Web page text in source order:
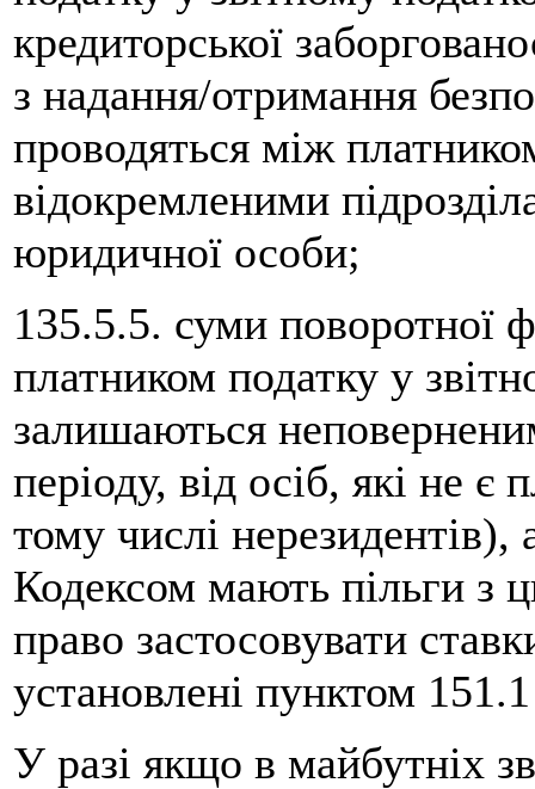
кредиторської
з надання/отримання
проводяться між
відокремленими
юридичної особи;
135.5.5. суми поворотної
платником податку у
залишаються
періоду, від осіб, які не
тому числі нерезидентів),
Кодексом мають пільги з
право застосовувати
установлені пунктом
У разі якщо в майбутніх